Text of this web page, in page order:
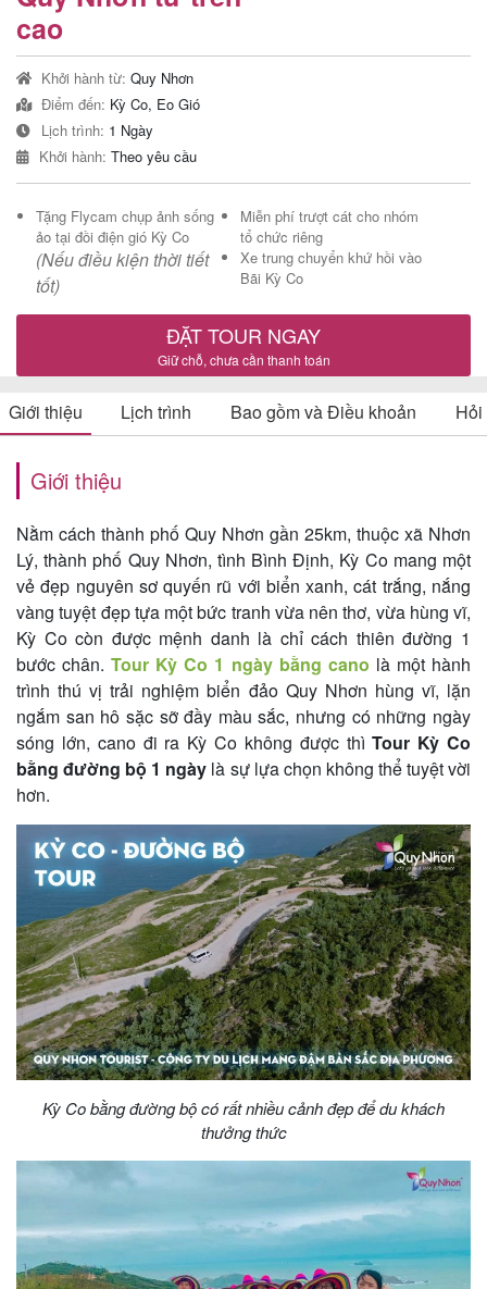
Combo
Quy
Nhơn
Lịch
khởi
hành
Tin
du
Về
Quy
Nhơn
Tourist
Cảm
nhận
khách
hàng
Tuyển
dụng
Liên
hệ
cao
Khởi hành từ: Quy Nhơn
Điểm đến: Kỳ Co, Eo Gió
Lịch trình: 1 Ngày
Khởi hành: Theo yêu cầu
Tặng Flycam chụp ảnh sống
ảo tại đồi điện gió Kỳ Co
(Nếu điều kiện thời tiết
tốt)
Miễn phí trượt cát cho nhóm
tổ chức riêng
Xe trung chuyển khứ hồi vào
Bãi Kỳ Co
ĐẶT TOUR NGAY
Giữ chỗ, chưa cần thanh toán
Giới thiệu Lịch trình Bao gồm và Điều khoản
Giới thiệu
Nằm cách thành phố Quy Nhơn gần 25km, thuộc xã Nhơn
Lý, thành phố Quy Nhơn, tình Bình Định, Kỳ Co mang một
vẻ đẹp nguyên sơ quyến rũ với biển xanh, cát trắng, nắng
vàng tuyệt đẹp tựa một bức tranh vừa nên thơ, vừa hùng vĩ,
Kỳ Co còn được mệnh danh là chỉ cách thiên đường 1
bước chân.Tour Kỳ Co 1 ngày bằng cano là một hành
trình thú vị trải nghiệm biển đảo Quy Nhơn hùng vĩ, lặn
ngắm san hô sặc sỡ đầy màu sắc, nhưng có những ngày
sóng lớn, cano đi ra Kỳ Co không được thìTour Kỳ Co
bằng đường bộ 1 ngày là sự lựa chọn không thể tuyệt vời
hơn.
Kỳ Co bằng đường bộ có rất nhiều cảnh đẹp để du khách
thưởng thức